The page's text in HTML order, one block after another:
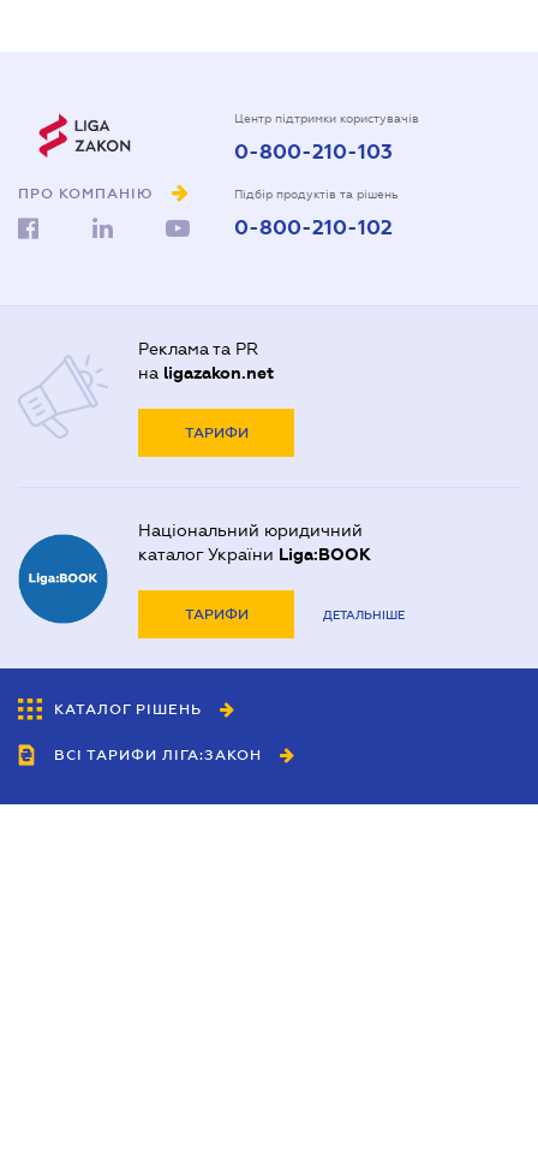
ПРО КОМПАНІЮ
Центр підтримки користувачів
0-800-210-103
Підбір продуктів та рішень
0-800-210-102
Реклама та PR
на ligazakon.net
ТАРИФИ
Національний юридичний
каталог України Liga:BOOK
ТАРИФИ ДЕТАЛЬНІШЕ
КАТАЛОГ РІШЕНЬ
ВСІ ТАРИФИ ЛІГА:ЗАКОН